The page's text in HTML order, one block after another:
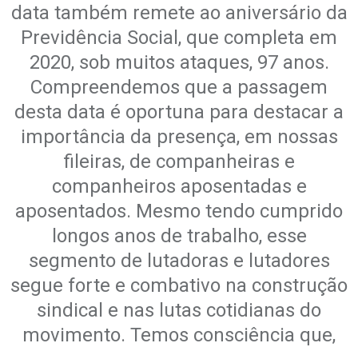
data também remete ao aniversário da
Previdência Social, que completa em
2020, sob muitos ataques, 97 anos.
Compreendemos que a passagem
desta data é oportuna para destacar a
importância da presença, em nossas
fileiras, de companheiras e
companheiros aposentadas e
aposentados. Mesmo tendo cumprido
longos anos de trabalho, esse
segmento de lutadoras e lutadores
segue forte e combativo na construção
sindical e nas lutas cotidianas do
movimento. Temos consciência que,